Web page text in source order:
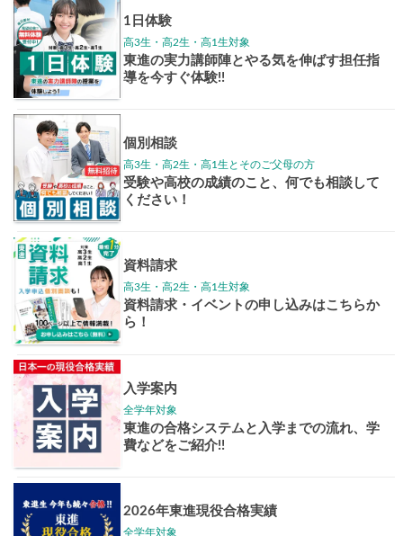
学年別案内
高3生 高2生 高1生 中学生 高